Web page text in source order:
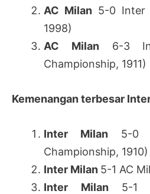
AC Milan5-0 Inter
1998)
AC Milan6-3
Championship, 1911)
Kemenangan terbesar
Inter Milan 5-0
Championship, 1910)
Inter Milan 5-1 AC
Inter Milan5-1